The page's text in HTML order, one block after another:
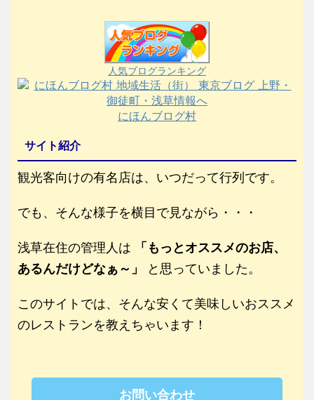
人気ブログランキング
にほんブログ村
サイト紹介
観光客向けの有名店は、いつだって行列です。
でも、そんな様子を横目で見ながら・・・
浅草在住の管理人は
「もっとオススメのお店、
あるんだけどなぁ～」
と思っていました。
このサイトでは、そんな安くて美味しいおススメ
のレストランを教えちゃいます！
お問い合わせ